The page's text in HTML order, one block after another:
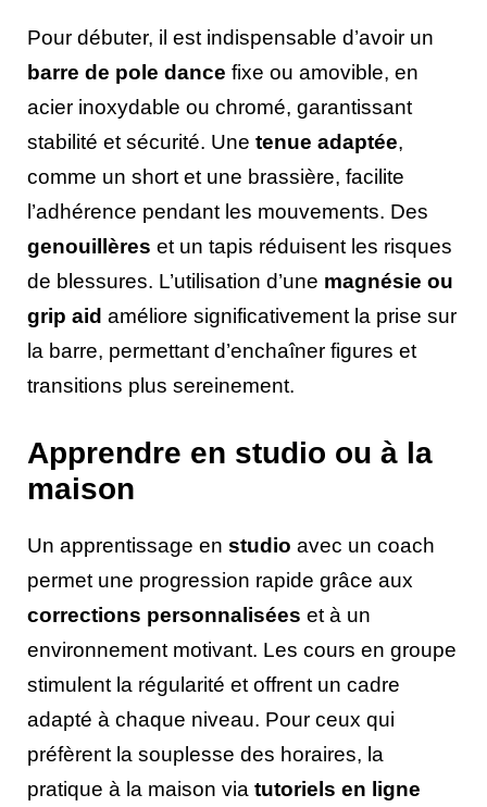
Pour débuter, il est indispensable d’avoir un
barre de pole dance fixe ou amovible, en
acier inoxydable ou chromé, garantissant
stabilité et sécurité. Une tenue adaptée,
comme un short et une brassière, facilite
l’adhérence pendant les mouvements. Des
genouillères et un tapis réduisent les risques
de blessures. L’utilisation d’une magnésie ou
grip aid améliore significativement la prise sur
la barre, permettant d’enchaîner figures et
transitions plus sereinement.
Apprendre en studio ou à la
maison
Un apprentissage en studio avec un coach
permet une progression rapide grâce aux
corrections personnalisées et à un
environnement motivant. Les cours en groupe
stimulent la régularité et offrent un cadre
adapté à chaque niveau. Pour ceux qui
préfèrent la souplesse des horaires, la
pratique à la maison via tutoriels en ligne